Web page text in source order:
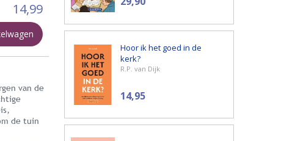
14,99
van de
de tuin
Hoor ik het goed in de
kerk?
R.P. van Dijk
14,95